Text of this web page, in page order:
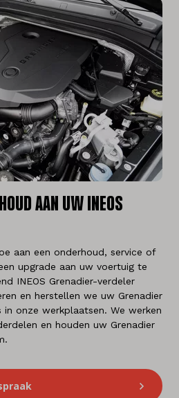
AAN UW INEOS
aan een onderhoud, service of
upgrade aan uw voertuig te
INEOS Grenadier-verdeler
en herstellen we uw Grenadier
in onze werkplaatsen. We werken
en houden uw Grenadier